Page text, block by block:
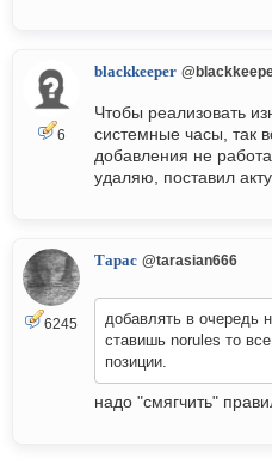
6
blackkeeper
Чтобы реализовать
системные часы, так
добавления не
удаляю, поставил
6245
Тарас @tarasian666
добавлять в очередь
ставишь norules то
позиции.
надо "смягчить"